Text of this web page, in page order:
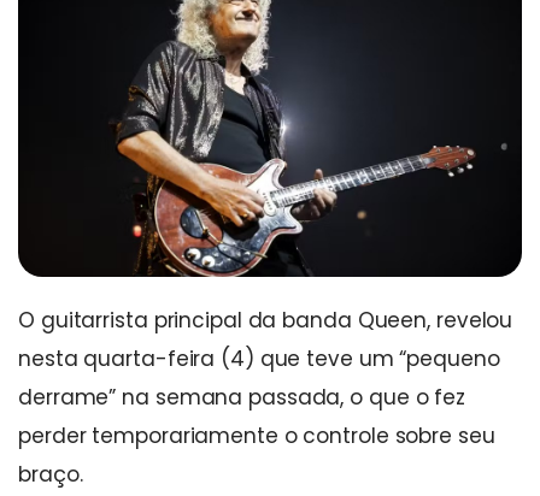
O guitarrista principal da banda Queen, revelou
nesta quarta-feira (4) que teve um “pequeno
derrame” na semana passada, o que o fez
perder temporariamente o controle sobre seu
braço.